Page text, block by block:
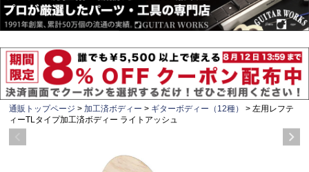
通販トップページ 加工済ボディー ギターボディー（12種）
左用レフテ
ィーTLタイプ加工済ボディー ライトアッシュ